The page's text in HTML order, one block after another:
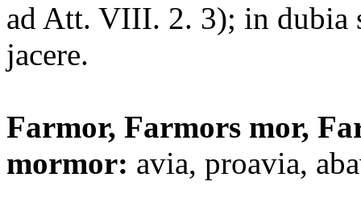
ad Att. VIII. 2. 3); in dubia
jacere.
Farmor, Farmors mor,
mormor: avia, proavia,